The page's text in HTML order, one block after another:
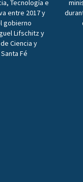
Tecnología e
entre 2017 y
gobierno
Lifschitz y
Ciencia y
Fé